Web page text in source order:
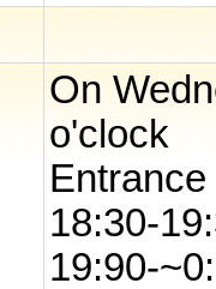
On
o'clock
Entrance
18:30-
19:90-